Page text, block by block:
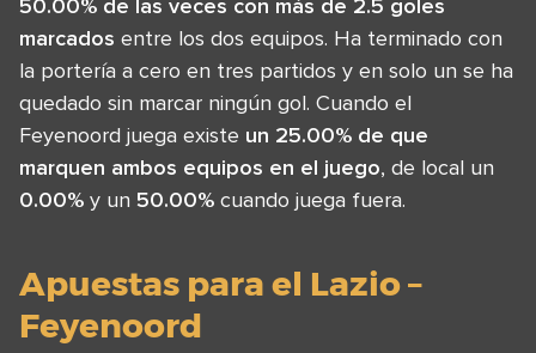
50.00% de las veces con más de 2.5 goles
marcados entre los dos equipos. Ha terminado con
la portería a cero en tres partidos y en solo un se ha
quedado sin marcar ningún gol. Cuando el
Feyenoord juega existe un 25.00% de que
marquen ambos equipos en el juego, de local un
0.00% y un 50.00% cuando juega fuera.
Apuestas para el Lazio –
Feyenoord